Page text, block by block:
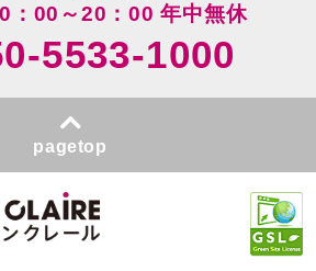
：00～20：00 年中無休
5533-1000
pagetop